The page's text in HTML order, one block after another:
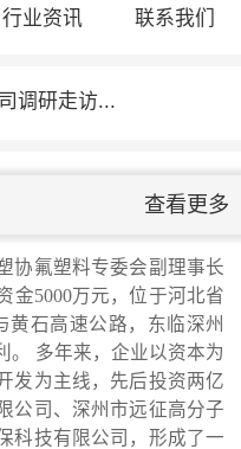
行业资讯 联系我们
调研走访...
梁支座用高分子材料
京召开...
查看更多
协氟塑料专委会副理事长
金5000万元，位于河北省
黄石高速公路，东临深州
。 多年来，企业以资本为
发为主线，先后投资两亿
公司、深州市远征高分子
科技有限公司，形成了一
新闻动态